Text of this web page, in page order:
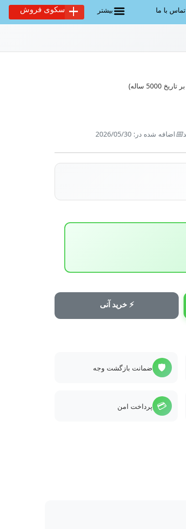
تماس با ما بیشتر سکوی فروش
📅اضافه شده در: 2026/05/30
⚡ خرید آنی
🛡️ ضمانت بازگشت وجه
💳 پرداخت امن